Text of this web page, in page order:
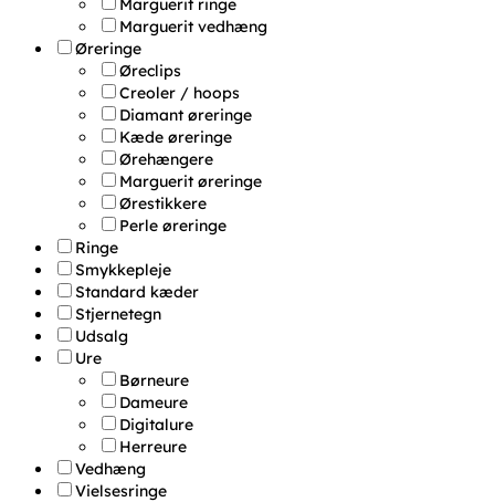
Marguerit ringe
Marguerit vedhæng
Øreringe
Øreclips
Creoler / hoops
Diamant øreringe
Kæde øreringe
Ørehængere
Marguerit øreringe
Ørestikkere
Perle øreringe
Ringe
Smykkepleje
Standard kæder
Stjernetegn
Udsalg
Ure
Børneure
Dameure
Digitalure
Herreure
Vedhæng
Vielsesringe